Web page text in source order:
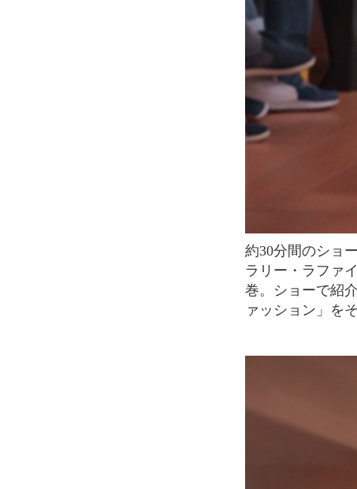
約30分間のショーでは、シーズンごとの最新トレンドが次々と紹介されます。会場はギャ
ラリー・ラファ
巻。ショーで紹
ァッション」を